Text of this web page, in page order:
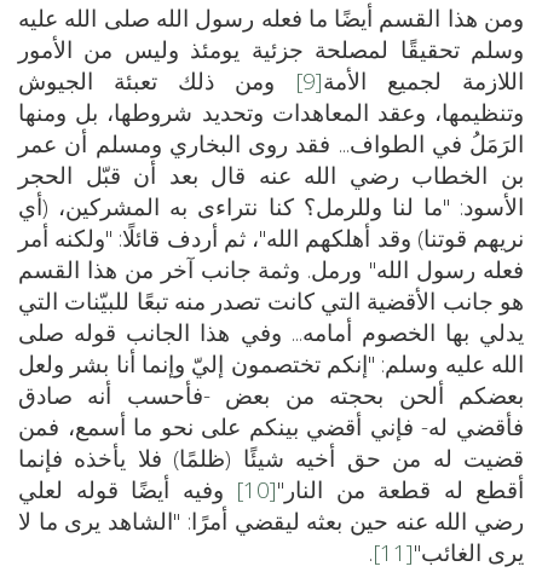
ومن هذا القسم أيضًا ما فعله رسول الله صلى الله عليه
وسلم تحقيقًا لمصلحة جزئية يومئذ وليس من الأمور
اللازمة لجميع الأمة[9]
ومن ذلك تعبئة الجيوش
وتنظيمها، وعقد المعاهدات وتحديد شروطها، بل ومنها
الرَمَلُ في الطواف... فقد روى البخاري ومسلم أن عمر
بن الخطاب رضي الله عنه قال بعد أن قبّل الحجر
الأسود: "ما لنا وللرمل؟ كنا نتراءى به المشركين، (أي
نريهم قوتنا) وقد أهلكهم الله"، ثم أردف قائلًا: "ولكنه أمر
فعله رسول الله" ورمل. وثمة جانب آخر من هذا القسم
هو جانب الأقضية التي كانت تصدر منه تبعًا للبيّنات التي
يدلي بها الخصوم أمامه... وفي هذا الجانب قوله صلى
الله عليه وسلم: "إنكم تختصمون إليّ وإنما أنا بشر ولعل
بعضكم ألحن بحجته من بعض -فأحسب أنه صادق
فأقضي له- فإني أقضي بينكم على نحو ما أسمع، فمن
قضيت له من حق أخيه شيئًا (ظلمًا) فلا يأخذه فإنما
أقطع له قطعة من النار"[10]
وفيه أيضًا قوله لعلي
رضي الله عنه حين بعثه ليقضي أمرًا: "الشاهد يرى ما لا
يرى الغائب"[11]
.